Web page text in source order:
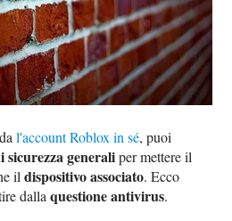
l'account Roblox in sé, puoi
sicurezza generaliper mettere il
ildispositivo associato. Ecco
dallaquestione antivirus.